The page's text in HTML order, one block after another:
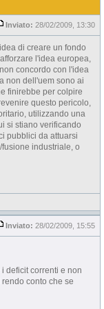
Inviato: 28/02/2009, 13:30
di creare un fondo
l'idea europea,
concordo con l'idea
non dell'uem sono ai
finirebbe per colpire
questo pericolo,
utilizzando una
si stiano verificando
pubblici da attuarsi
industriale, o
Inviato: 28/02/2009, 15:55
deficit correnti e non
conto che se